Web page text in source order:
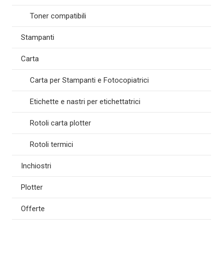
Toner compatibili
Stampanti
Carta
Carta per Stampanti e Fotocopiatrici
Etichette e nastri per etichettatrici
Rotoli carta plotter
Rotoli termici
Inchiostri
Plotter
Offerte